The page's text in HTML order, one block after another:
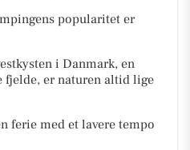
popularitet er
i Danmark, en
fjelde, er naturen altid lige
ferie med et lavere tempo